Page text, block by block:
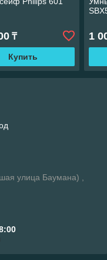
₸
Купить
1
улица Баумана) ,